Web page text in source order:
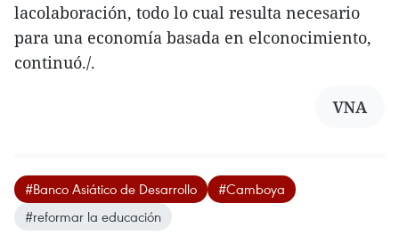
lacolaboración, todo lo cual resulta necesario
para una economía basada en elconocimiento,
continuó./.
VNA
#Banco Asiático de Desarrollo
#Camboya
#reformar la educación